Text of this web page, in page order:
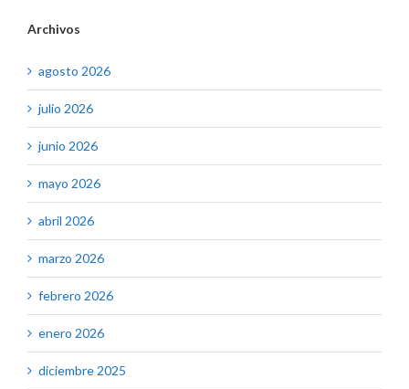
Archivos
agosto 2026
julio 2026
junio 2026
mayo 2026
abril 2026
marzo 2026
febrero 2026
enero 2026
diciembre 2025